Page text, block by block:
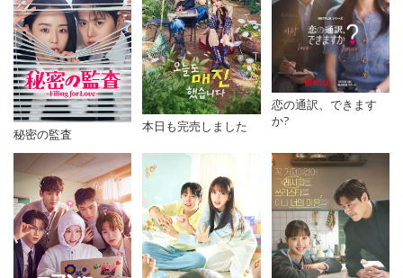
秘密の監査 本日も完売しました
恋の通訳、できます
か?